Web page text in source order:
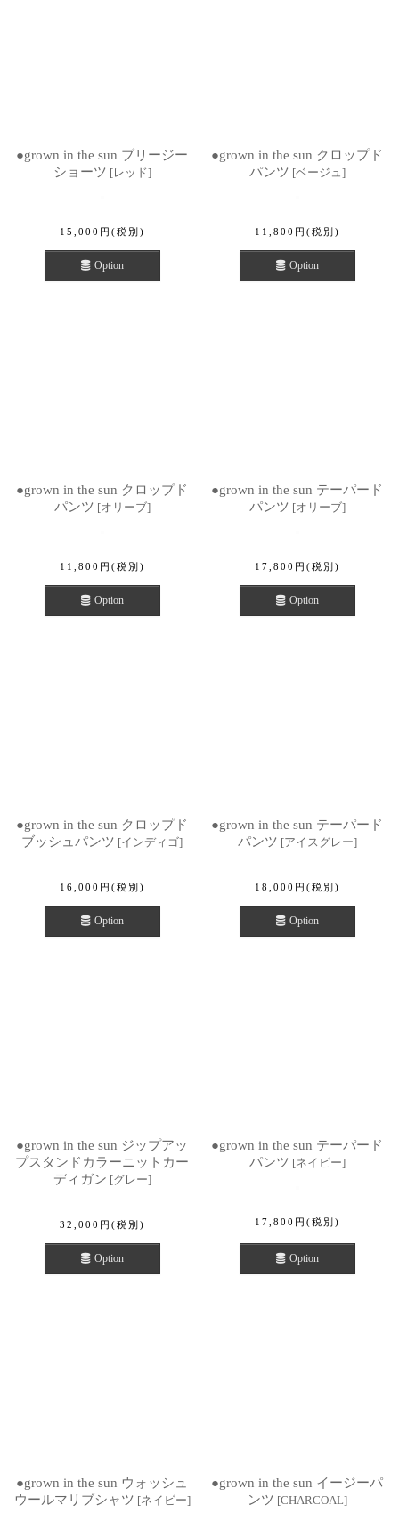
●grown in the sun ブリージー
ショーツ [レッド]
15,000 円 (税別)
Option
●grown in the sun クロップド
パンツ [ベージュ ]
11,800 円 (税別)
Option
●grown in the sun クロップド
パンツ [オリーブ]
11,800 円 (税別)
Option
●grown in the sun テーパード
パンツ [オリーブ]
17,800 円 (税別)
Option
●grown in the sun クロップド
ブッシュパンツ [インディゴ]
16,000 円 (税別)
Option
●grown in the sun テーパード
パンツ [アイスグレー]
18,000 円 (税別)
Option
●grown in the sun ジップアッ
プスタンドカラーニットカー
ディガン [グレー]
32,000 円 (税別)
Option
●grown in the sun テーパード
パンツ [ネイビー]
17,800 円 (税別)
Option
●grown in the sun ウォッシュ
ウールマリブシャツ [ネイビー]
●grown in the sun イージーパ
ンツ [CHARCOAL]